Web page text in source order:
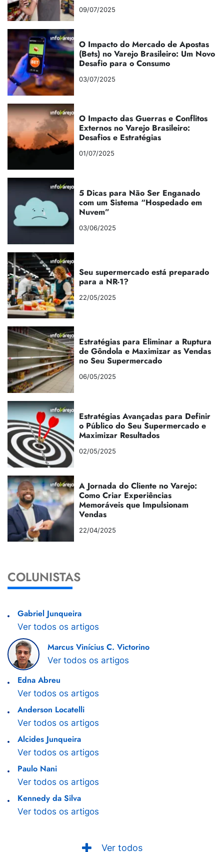
09/07/2025
O Impacto do Mercado de Apostas
(Bets) no Varejo Brasileiro: Um Novo
Desafio para o Consumo
03/07/2025
O Impacto das Guerras e Conflitos
Externos no Varejo Brasileiro:
Desafios e Estratégias
01/07/2025
5 Dicas para Não Ser Enganado
com um Sistema “Hospedado em
Nuvem”
03/06/2025
Seu supermercado está preparado
para a NR-1?
22/05/2025
Estratégias para Eliminar a Ruptura
de Gôndola e Maximizar as Vendas
no Seu Supermercado
06/05/2025
Estratégias Avançadas para Definir
o Público do Seu Supermercado e
Maximizar Resultados
02/05/2025
A Jornada do Cliente no Varejo:
Como Criar Experiências
Memoráveis que Impulsionam
Vendas
22/04/2025
COLUNISTAS
Gabriel Junqueira
Ver todos os artigos
Marcus Vinícius C. Victorino
Ver todos os artigos
Edna Abreu
Ver todos os artigos
Anderson Locatelli
Ver todos os artigos
Alcides Junqueira
Ver todos os artigos
Paulo Nani
Ver todos os artigos
Kennedy da Silva
Ver todos os artigos
Ver todos